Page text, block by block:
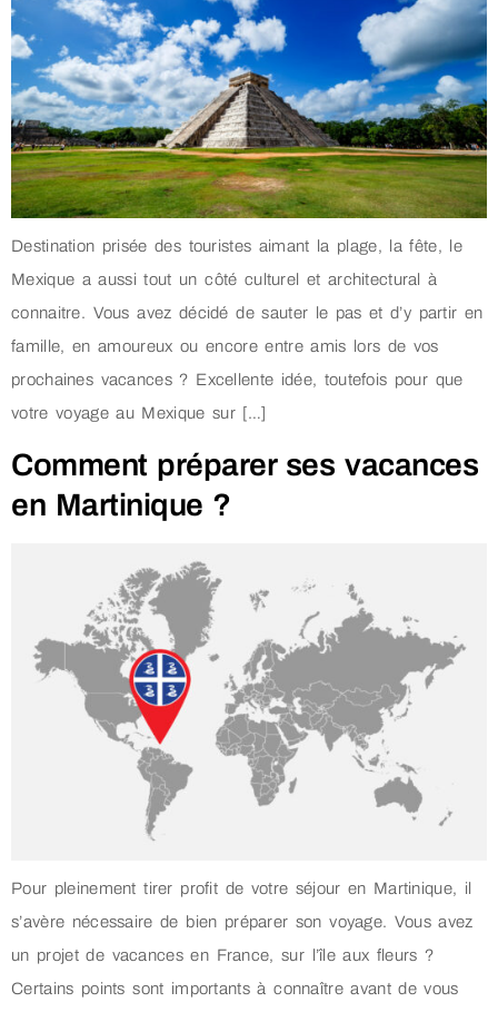
Destination prisée des touristes aimant la plage, la fête, le
Mexique a aussi tout un côté culturel et architectural à
connaitre. Vous avez décidé de sauter le pas et d’y partir en
famille, en amoureux ou encore entre amis lors de vos
prochaines vacances ? Excellente idée, toutefois pour que
votre voyage au Mexique sur […]
Comment préparer ses vacances
en Martinique ?
Pour pleinement tirer profit de votre séjour en Martinique, il
s’avère nécessaire de bien préparer son voyage. Vous avez
un projet de vacances en France, sur l’île aux fleurs ?
Certains points sont importants à connaître avant de vous